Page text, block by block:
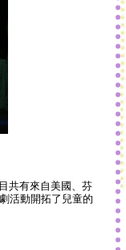
共有來自美國、芬
活動開拓了兒童的